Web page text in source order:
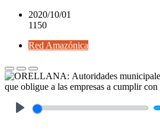
2020/10/01
1150
Red Amazónica